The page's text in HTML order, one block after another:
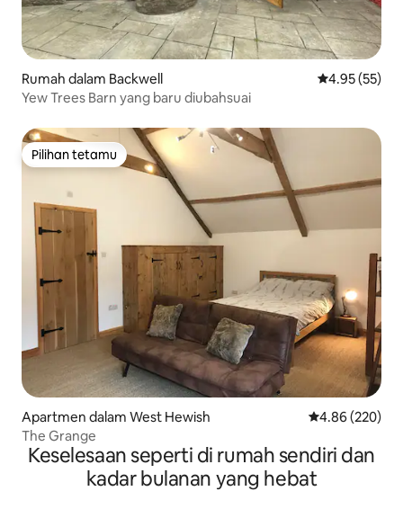
Rumah dalam Backwell Penarafan
4.95 (55)
Yew Trees Barn yang baru diubahsuai
Pilihan tetamu
Pilihan tetamu
Apartmen dalam West Hewish Penarafan
4.86 (220)
The Grange
Keselesaan seperti di rumah sendiri dan
kadar bulanan yang hebat